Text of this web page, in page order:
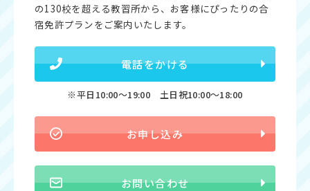
の130校を超える教習所から、お客様にぴったりの合
宿免許プランをご案内いたします。
電話をかける
※平日10:00〜19:00 土日祝10:00〜18:00
お申し込み
お問い合わせ